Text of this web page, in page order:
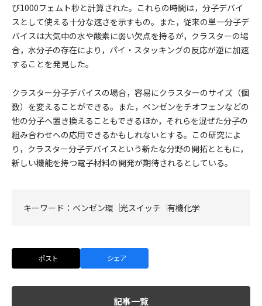
び1000フェムト秒と計算された。これらの時間は，分子デバイ
スとして使える十分な速さを示すもの。また，従来の単一分子デ
バイスは大気中の水や酸素に弱い欠点を持るが，クラスターの場
合，水分子の存在により，パイ・スタッキングの反応が逆に加速
することを発見した。
クラスター分子デバイスの場合，容易にクラスターのサイズ（個
数）を変えることができる。また，ベンゼンをチオフェンなどの
他の分子へ置き換えることもできるほか，それらを混ぜた分子の
組み合わせへの応用できるかもしれないとする。この研究によ
り，クラスター分子デバイスという新たな分野の開拓とともに，
新しい機能を持つ電子材料の開発が期待されるとしている。
キーワード： ベンゼン環 光スイッチ 有機化学
ポスト シェア
記事一覧